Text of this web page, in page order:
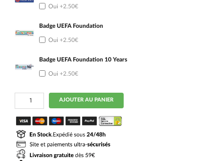
Oui +2.50€
Badge UEFA Foundation
Oui +2.50€
Badge UEFA Foundation 10 Years
Oui +2.50€
quantité
Maillot
Match
AS
Monaco
Third
2025
2026
AJOUTER AU PANIER